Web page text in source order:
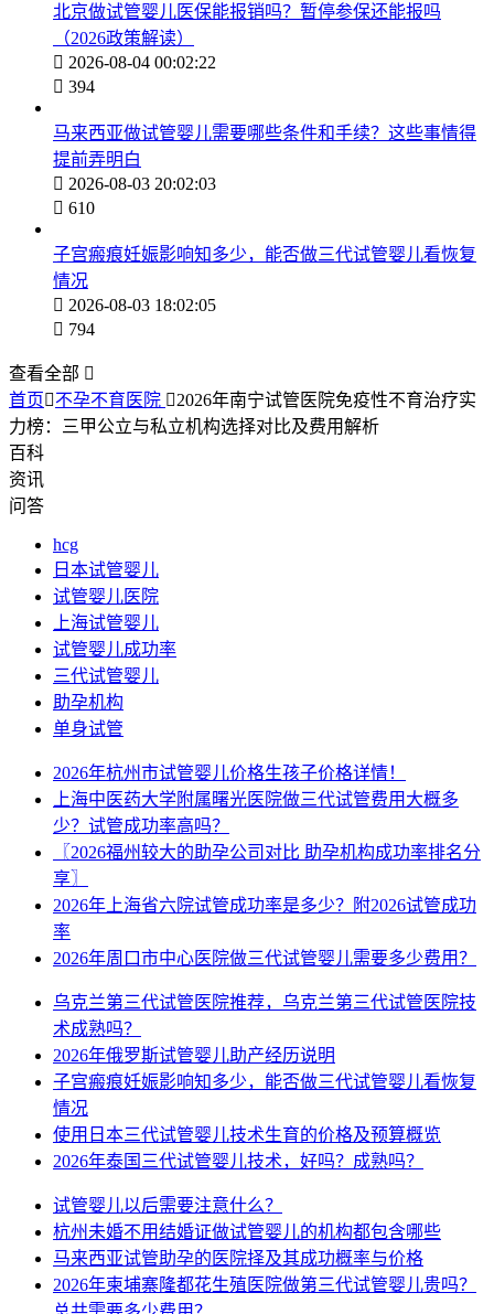
北京做试管婴儿医保能报销吗？暂停参保还能报吗
（2026政策解读）
 2026-08-04 00:02:22
 394
马来西亚做试管婴儿需要哪些条件和手续？这些事情得
提前弄明白
 2026-08-03 20:02:03
 610
子宫瘢痕妊娠影响知多少，能否做三代试管婴儿看恢复
情况
 2026-08-03 18:02:05
 794
查看全部 
首页不孕不育医院 2026年南宁试管医院免疫性不育治疗实
力榜：三甲公立与私立机构选择对比及费用解析
百科
资讯
问答
hcg
日本试管婴儿
试管婴儿医院
上海试管婴儿
试管婴儿成功率
三代试管婴儿
助孕机构
单身试管
2026年杭州市试管婴儿价格生孩子价格详情！
上海中医药大学附属曙光医院做三代试管费用大概多
少？试管成功率高吗？
〖2026福州较大的助孕公司对比 助孕机构成功率排名分
享〗
2026年上海省六院试管成功率是多少？附2026试管成功
率
2026年周口市中心医院做三代试管婴儿需要多少费用？
乌克兰第三代试管医院推荐，乌克兰第三代试管医院技
术成熟吗？
2026年俄罗斯试管婴儿助产经历说明
子宫瘢痕妊娠影响知多少，能否做三代试管婴儿看恢复
情况
使用日本三代试管婴儿技术生育的价格及预算概览
2026年泰国三代试管婴儿技术，好吗？成熟吗？
试管婴儿以后需要注意什么？
杭州未婚不用结婚证做试管婴儿的机构都包含哪些
马来西亚试管助孕的医院择及其成功概率与价格
2026年柬埔寨隆都花生殖医院做第三代试管婴儿贵吗？